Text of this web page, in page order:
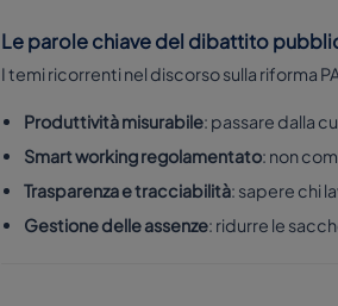
Le parole chiave del dibattito
I temi ricorrenti nel discorso sulla riforma
Produttività misurabile: passare dalla
Smart working regolamentato: non
Trasparenza e tracciabilità: sapere chi
Gestione delle assenze: ridurre le